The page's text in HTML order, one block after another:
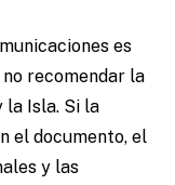
es
recomendar la
la Isla. Si la
el documento, el
y las